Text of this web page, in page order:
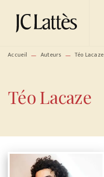
MENU RECHERCHE
PIED DE PAGE
Accueil — Auteurs — Téo Lacaze
Téo Lacaze